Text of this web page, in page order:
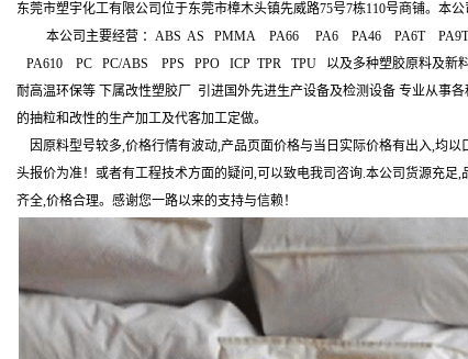
东莞市塑宇化工有限公司位于东莞市樟木头镇先威路75号7栋110号商铺。本
本公司主要经营 ：ABS AS PMMA PA66 PA6 PA46 PA6T PA9T
PA610 PC PC/ABS PPS PPO ICP TPR TPU 以及多种塑胶原料及新
耐高温环保等 下属改性塑胶厂 引进国外先进生产设备及检测设备 专业从事
的抽粒和改性的生产加工及代客加工定做。
因原料型号较多,价格行情有波动,产品页面价格与当日实际价格有出入,均以
头报价为准！或者有工程技术方面的疑问,可以致电我司咨询.本公司货源充足,
齐全,价格合理。感谢您一路以来的支持与信赖！